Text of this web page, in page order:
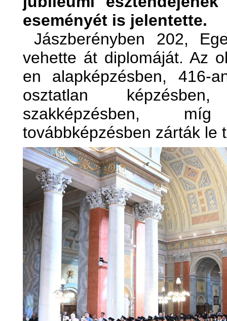
eseményét is jelentette.
Jászberényben 202,
vehette át diplomáját. Az
en alapképzésben, 416-
osztatlan
szakképzésben,
továbbképzésben zárták le